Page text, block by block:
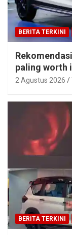
BERITA TERKINI
paling worth
2 Agustus 2026
BERITA TERKINI